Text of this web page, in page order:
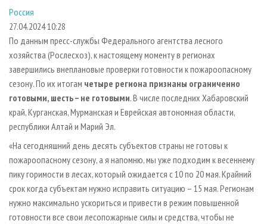
СУШКА ДРЕВЕСИНЫ
ПРОИЗВОДСТВО ДРЕВЕСНЫХ ПЛИТ
ДЕРЕВЯННОЕ ДОМОСТРОЕНИЕ
ПРОИЗВОДСТВО МЕБЕЛИ
БИОЭНЕРГЕТИКА
ЦБП
ИНСТРУМЕНТ И МАТЕРИАЛЫ
ПЕРСОНЫ
МОБИЛЬНЫЕ ВЫСТАВКИ
ОФИЦИАЛЬНЫЕ ДЕЛЕГАЦИИ
ПРИОРИТЕТНЫЕ ИНВЕСТПРОЕКТЫ
RUSSIAN FORESTRY REVIEW
ГАЗЕТА ЛЕСПРОМФОРУМ
БИБЛИОТЕКА СПЕЦИАЛИСТА
КОНТАКТЫ
РЕКЛАМА
РЕКЛАМА НА САЙТЕ
Россия
27.04.2024 10:28
По данным пресс-службы Федерального агентства лесного
хозяйства (Рослесхоз), к настоящему моменту в регионах
завершились внеплановые проверки готовности к пожароопасному
сезону. По их итогам четыре региона признаны ограниченно
готовыми, шесть – не готовыми. В числе последних Хабаровский
край, Курганская, Мурманская и Еврейская автономная области,
республики Алтай и Марий Эл.
«На сегодняшний день десять субъектов страны не готовы к
пожароопасному сезону, а я напомню, мы уже подходим к весеннему
пику горимости в лесах, который ожидается с 10 по 20 мая. Крайний
срок когда субъектам нужно исправить ситуацию – 15 мая. Регионам
нужно максимально ускориться и привести в режим повышенной
готовности все свои лесопожарные силы и средства, чтобы не